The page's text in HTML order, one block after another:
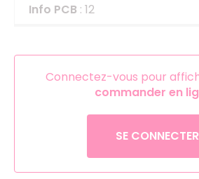
Info PCB : 12
Connectez-vous pour
commander en
SE CONNECTER